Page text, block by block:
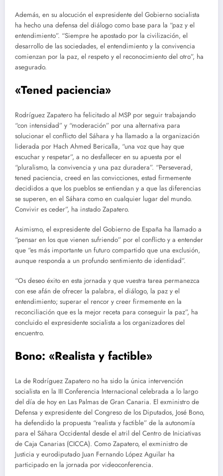
Además, en su alocución el expresidente del Gobierno socialista
ha hecho una defensa del diálogo como base para la “paz y el
entendimiento”. “Siempre he apostado por la civilización, el
desarrollo de las sociedades, el entendimiento y la convivencia
comienzan por la paz, el respeto y el reconocimiento del otro”, ha
asegurado.
«Tened paciencia»
Rodríguez Zapatero ha felicitado al MSP por seguir trabajando
“con intensidad” y “moderación” por una alternativa para
solucionar el conflicto del Sáhara y ha llamado a la organización
liderada por Hach Ahmed Bericalla, “una voz que hay que
escuchar y respetar”, a no desfallecer en su apuesta por el
“pluralismo, la convivencia y una paz duradera”. “Perseverad,
tened paciencia, creed en las convicciones, estad firmemente
decididos a que los pueblos se entiendan y a que las diferencias
se superen, en el Sáhara como en cualquier lugar del mundo.
Convivir es ceder”, ha instado Zapatero.
Asimismo, el expresidente del Gobierno de España ha llamado a
“pensar en los que vienen sufriendo” por el conflicto y a entender
que “es más importante un futuro compartido que una exclusión,
aunque responda a un profundo sentimiento de identidad”.
“Os deseo éxito en esta jornada y que vuestra tarea permanezca
con ese afán de ofrecer la palabra, el diálogo, la paz y el
entendimiento; superar el rencor y creer firmemente en la
reconciliación que es la mejor receta para conseguir la paz”, ha
concluido el expresidente socialista a los organizadores del
encuentro.
Bono: «Realista y factible»
La de Rodríguez Zapatero no ha sido la única intervención
socialista en la III Conferencia Internacional celebrada a lo largo
del día de hoy en Las Palmas de Gran Canaria. El exministro de
Defensa y expresidente del Congreso de los Diputados, José Bono,
ha defendido la propuesta “realista y factible” de la autonomía
para el Sáhara Occidental desde el atril del Centro de Iniciativas
de Caja Canarias (CICCA). Como Zapatero, el exministro de
Justicia y eurodiputado Juan Fernando López Aguilar ha
participado en la jornada por videoconferencia.